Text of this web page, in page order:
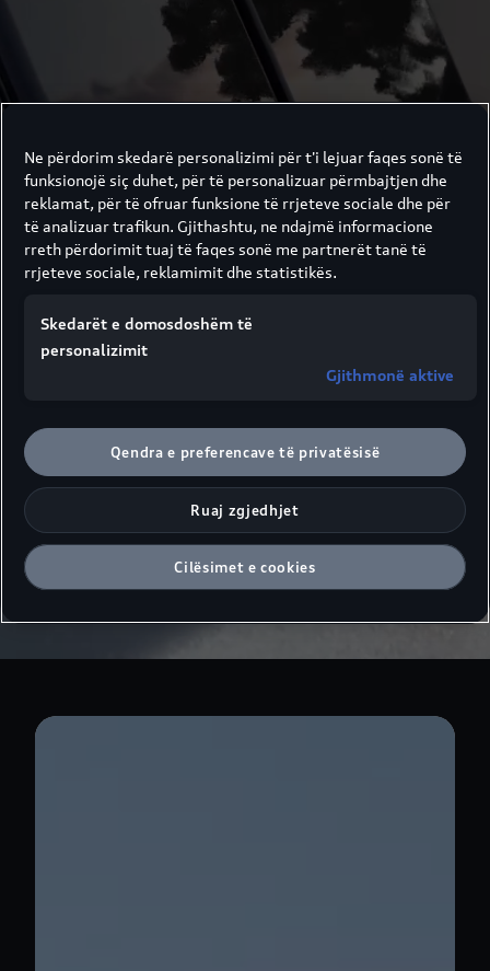
Ne përdorim skedarë personalizimi për t'i lejuar faqes sonë të
funksionojë siç duhet, për të personalizuar përmbajtjen dhe
reklamat, për të ofruar funksione të rrjeteve sociale dhe për
të analizuar trafikun. Gjithashtu, ne ndajmë informacione
rreth përdorimit tuaj të faqes sonë me partnerët tanë të
rrjeteve sociale, reklamimit dhe statistikës.
Skedarët e domosdoshëm të
personalizimit
Gjithmonë aktive
Qendra e preferencave të privatësisë
Ruaj zgjedhjet
Cilësimet e cookies